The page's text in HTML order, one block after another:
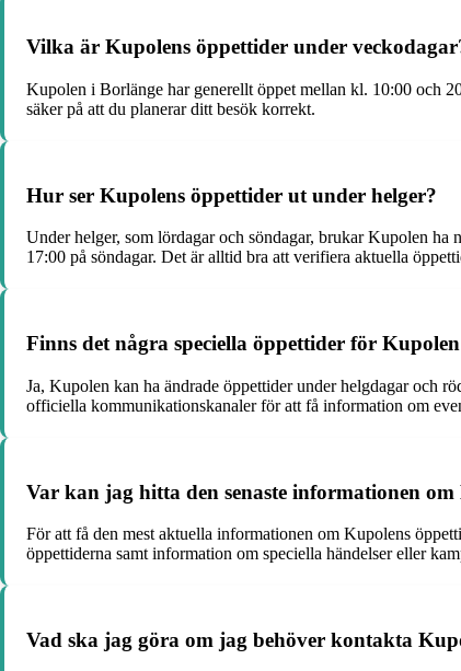
Vilka är Kupolens öppettider under
Kupolen i Borlänge har generellt öppet mellan kl. 10:00 och
säker på att du planerar ditt besök korrekt.
Hur ser Kupolens öppettider ut under helger?
Under helger, som lördagar och söndagar, brukar Kupolen
17:00 på söndagar. Det är alltid bra att verifiera aktuella
Finns det några speciella öppettider för
Ja, Kupolen kan ha ändrade öppettider under helgdagar och
officiella kommunikationskanaler för att få information om
Var kan jag hitta den senaste informationen
För att få den mest aktuella informationen om Kupolens
öppettiderna samt information om speciella händelser eller
Vad ska jag göra om jag behöver kontakta